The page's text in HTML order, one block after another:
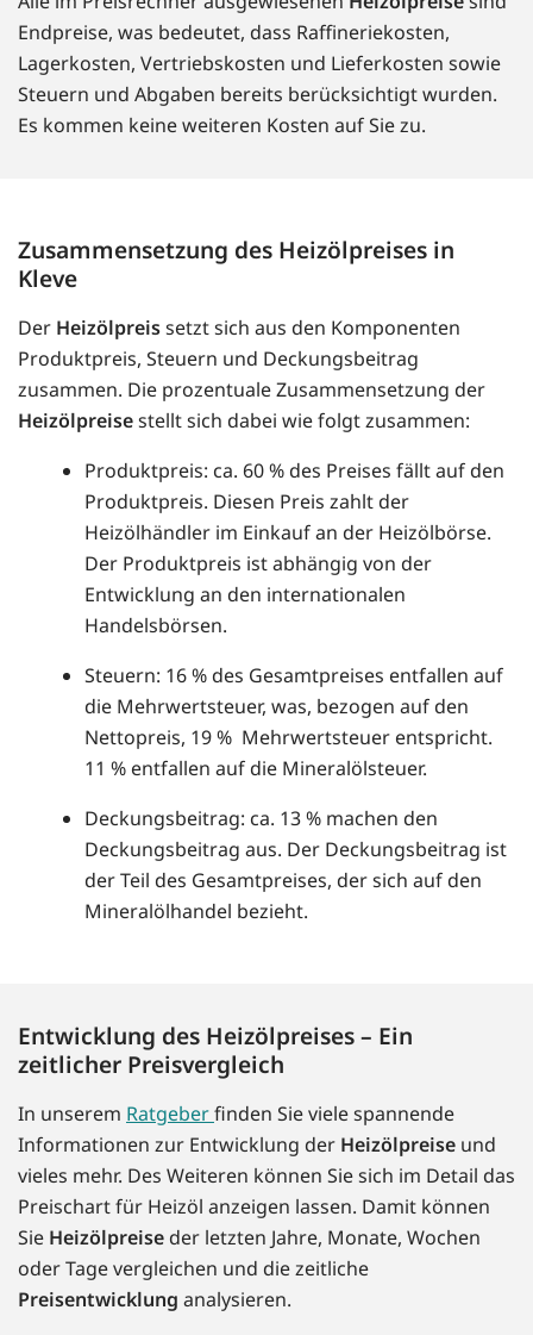
Endpreise, was bedeutet, dass Raffineriekosten,
Lagerkosten, Vertriebskosten und Lieferkosten sowie
Steuern und Abgaben bereits berücksichtigt wurden.
Es kommen keine weiteren Kosten auf Sie zu.
Zusammensetzung des Heizölpreises in
Kleve
Der Heizölpreissetzt sich aus den Komponenten
Produktpreis, Steuern und Deckungsbeitrag
zusammen. Die prozentuale Zusammensetzung der
Heizölpreisestellt sich dabei wie folgt zusammen:
Produktpreis: ca. 60 % des Preises fällt auf den
Produktpreis. Diesen Preis zahlt der
Heizölhändler im Einkauf an der Heizölbörse.
Der Produktpreis ist abhängig von der
Entwicklung an den internationalen
Handelsbörsen.
Steuern: 16 % des Gesamtpreises entfallen auf
die Mehrwertsteuer, was, bezogen auf den
Nettopreis, 19 % Mehrwertsteuer entspricht.
11 % entfallen auf die Mineralölsteuer.
Deckungsbeitrag: ca. 13 % machen den
Deckungsbeitrag aus. Der Deckungsbeitrag ist
der Teil des Gesamtpreises, der sich auf den
Mineralölhandel bezieht.
Entwicklung des Heizölpreises – Ein
zeitlicher Preisvergleich
In unserem Ratgeberfinden Sie viele spannende
Informationen zur Entwicklung der Heizölpreise und
vieles mehr. Des Weiteren können Sie sich im Detail das
Preischart für Heizöl anzeigen lassen. Damit können
Sie Heizölpreise der letzten Jahre, Monate, Wochen
oder Tage vergleichen und die zeitliche
Preisentwicklung analysieren.